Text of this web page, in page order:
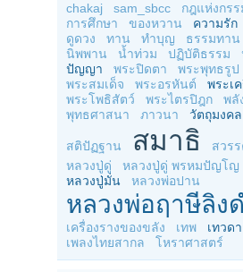
chakaj sam_sbcc กฎแห่งกรร
การศึกษา
ของหวาน ความรัก
ดูดวง
ทาน ทำบุญ ธรรมทาน
นิพพาน
น้ำท่วม ปฏิบัติธรรม
ปัญญา
พระปิดตา พระพุทธรูป
พระสมเด็จ
พระอรหันต์
พระเ
พระโพธิสัตว์
พระไตรปิฎก พลั
พุทธศาสนา
ภาวนา วัตถุมงคล
สติปัฏฐาน สมาธิ สวร
หลวงปู่ดู่
หลวงปู่ดู่ พรหมปัญโญ
หลวงปู่มั่น
หลวงพ่อปาน
หลวงพ่อฤาษีลิง
เครื่องรางของขลัง
เทพ
เทวดา
เพลงไทยสากล
โหราศาสตร์